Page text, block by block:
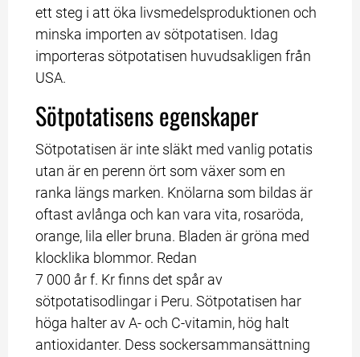
ett steg i att öka livsmedelsproduktionen och
minska importen av sötpotatisen. Idag
importeras sötpotatisen huvudsakligen från
USA.
Sötpotatisens egenskaper
Sötpotatisen är inte släkt med vanlig potatis
utan är en perenn ört som växer som en
ranka längs marken. Knölarna som bildas är
oftast avlånga och kan vara vita, rosaröda,
orange, lila eller bruna. Bladen är gröna med
klocklika blommor. Redan
7 000 år f. Kr finns det spår av
sötpotatisodlingar i Peru. Sötpotatisen har
höga halter av A- och C-vitamin, hög halt
antioxidanter. Dess sockersammansättning